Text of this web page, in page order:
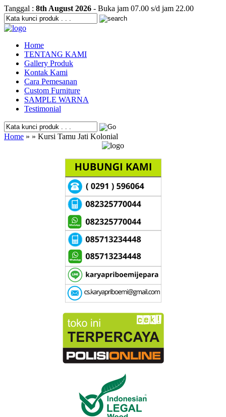
Tanggal : 8th August 2026 - Buka jam 07.00 s/d jam 22.00
Home
TENTANG KAMI
Gallery Produk
Kontak Kami
Cara Pemesanan
Custom Furniture
SAMPLE WARNA
Testimonial
Home » » Kursi Tamu Jati Kolonial